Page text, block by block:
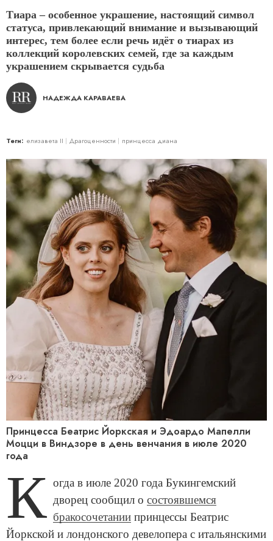
Тиара – особенное украшение, настоящий символ
статуса, привлекающий внимание и вызывающий
интерес, тем более если речь идёт о тиарах из
коллекций королевских семей, где за каждым
украшением скрывается судьба
НАДЕЖДА КАРАВАЕВА
Теги: елизавета II Драгоценности принцесса диана
Принцесса Беатрис Йоркская и Эдоардо Мапелли
Моцци в Виндзоре в день венчания в июле 2020
года
К огда в июле 2020 года Букингемский
дворец сообщил о состоявшемся
бракосочетании принцессы Беатрис
Йоркской и лондонского девелопера с итальянскими